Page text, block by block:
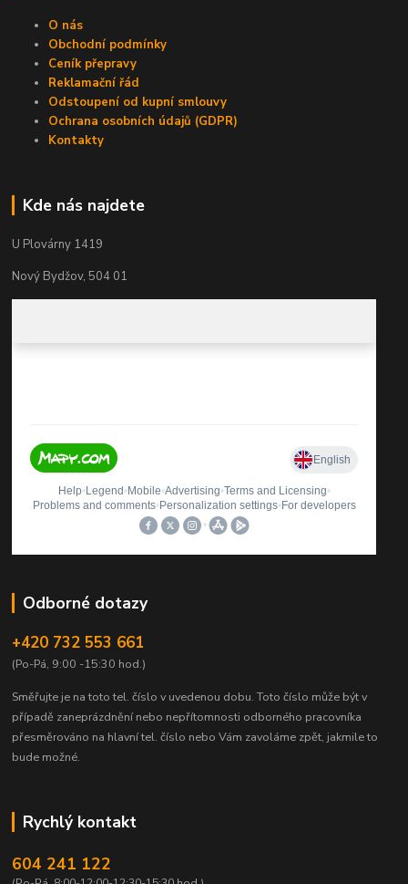
O nás
Obchodní podmínky
Ceník přepravy
Reklamační řád
Odstoupení od kupní smlouvy
Ochrana osobních údajů (GDPR)
Kontakty
Kde nás najdete
U Plovárny 1419
Nový Bydžov, 504 01
Odborné dotazy
+420 732 553 661
(Po-Pá, 9:00 -15:30 hod.)
Směřujte je na toto tel. číslo v uvedenou dobu. Toto číslo může být v
případě zaneprázdnění nebo nepřítomnosti odborného pracovníka
přesměrováno na hlavní tel. číslo nebo Vám zavoláme zpět, jakmile to
bude možné.
Rychlý kontakt
604 241 122